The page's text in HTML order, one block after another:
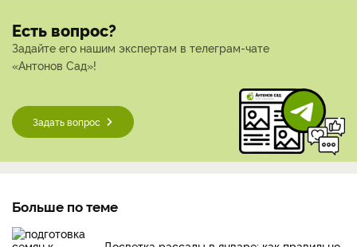
Есть вопрос?
Задайте его нашим экспертам в телеграм-чате
«Антонов Сад»!
Задать вопрос
Больше по теме